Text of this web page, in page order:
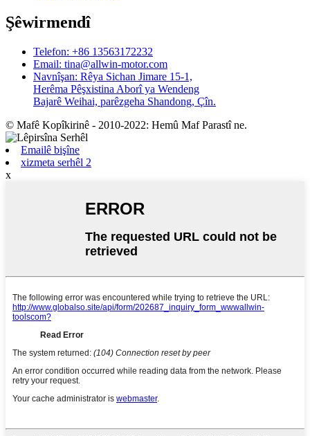
Şêwirmendî
Telefon: +86 13563172232
Email: tina@allwin-motor.com
Navnîşan: Rêya Sichan Jimare 15-1,
Herêma Pêşxistina Aborî ya Wendeng
Bajarê Weihai, parêzgeha Shandong, Çîn.
© Mafê Kopîkirinê - 2010-2022: Hemû Maf Parastî ne.
Emailê bişîne
xizmeta serhêl 2
x